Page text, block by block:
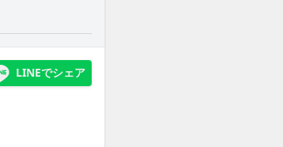
LINEでシェア